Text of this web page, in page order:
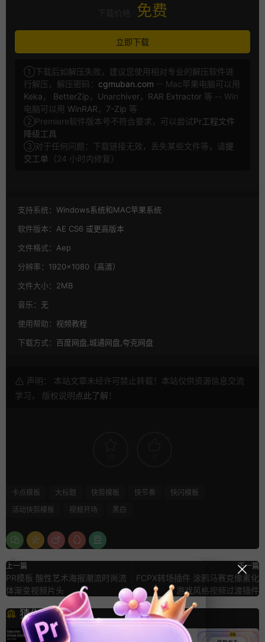
免费
立即下载
①下载后如解压失败，建议您使用相对专业的解压软件进
行解压，解压密码： cgmuban.com -- Mac苹果电脑可以用
Keka ， BetterZip ， Unarchiver， RAR Extractor 等 -- Win
电脑可以用 WinRAR ， 7-Zip 等
②Premiere软件版本号不符合要求，可以尝试Pr工程文件
降级工具
③对于任何问题：下载链接无效，丢失某些文件等，请提
交工单 （24 小时内修复）
支持系统： Windows系统和MAC苹果系统
软件版本： AE CS6 或更高版本
文件格式： Aep
分辨率： 1920×1080（高清）
文件大小： 2MB
音乐： 无
使用帮助： 视频教程
下载方式： 百度网盘,城通网盘,夸克网盘
声明： 本站文章未经许可禁止转载！本站仅供资源信息交流
学习， 版权说明点此了解 ！
卡点模板 大标题 快剪模板 快节奏
快闪模板
活动快剪模板
视频开场 黑白
上一篇
PR模板 酸性艺术海报潮流时尚流
体渐变视频片头
下一篇
FCPX转场插件 涂鸦马赛克像素化
游戏风格视频过渡插件
猜你喜欢